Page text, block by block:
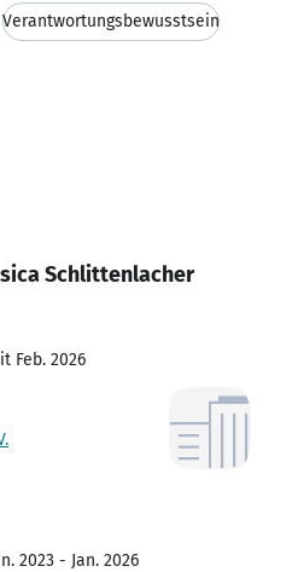
Verantwortungsbewusstsein
Schlittenlacher
Feb. 2026
2023 - Jan. 2026